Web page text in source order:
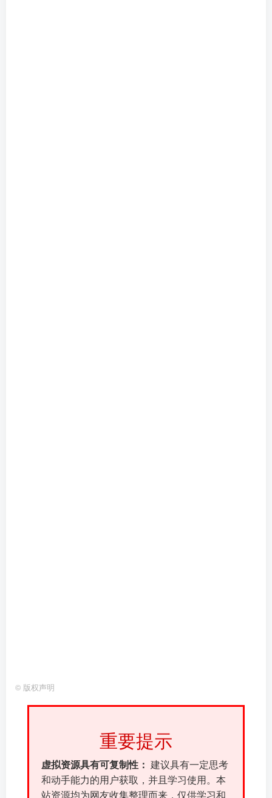
© 版权声明
重要提示
虚拟资源具有可复制性： 建议具有一定思考
和动手能力的用户获取，并且学习使用。本
站资源均为网友收集整理而来，仅供学习和